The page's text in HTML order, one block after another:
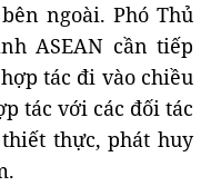
ngoài. Phó Thủ
ASEAN cần tiếp
tác đi vào chiều
tác với các đối tác
thực, phát huy